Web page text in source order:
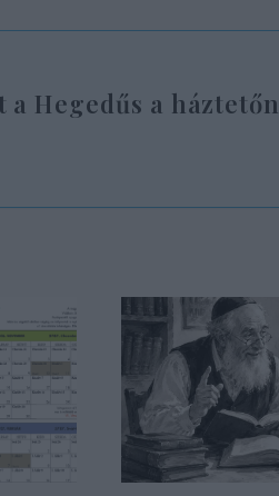
a Hegedűs a háztetőn